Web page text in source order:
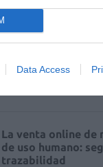
Data Access
La venta online de
de uso humano:
trazabilidad